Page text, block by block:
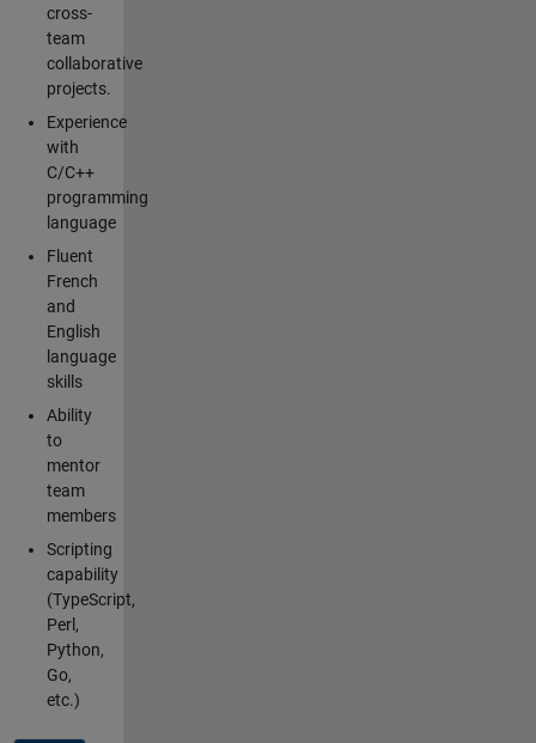
cross-
team
collaborative
projects.
Experience
with
C/C++
programming
language
Fluent
French
and
English
language
skills
Ability
to
mentor
team
members
Scripting
capability
(TypeScript,
Perl,
Python,
Go,
etc.)